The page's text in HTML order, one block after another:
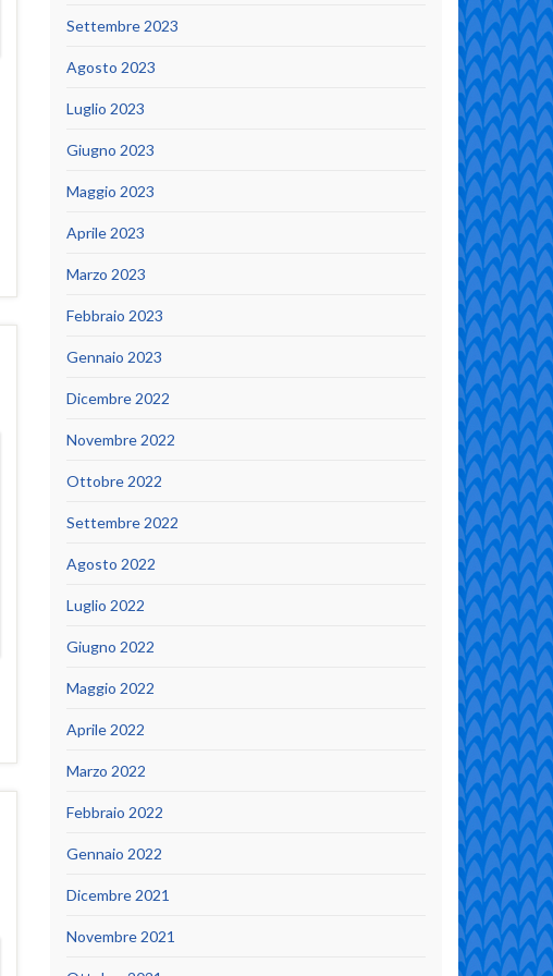
Settembre 2023
Agosto 2023
Luglio 2023
Giugno 2023
Maggio 2023
Aprile 2023
Marzo 2023
Febbraio 2023
Gennaio 2023
Dicembre 2022
Novembre 2022
Ottobre 2022
Settembre 2022
Agosto 2022
Luglio 2022
Giugno 2022
Maggio 2022
Aprile 2022
Marzo 2022
Febbraio 2022
Gennaio 2022
Dicembre 2021
Novembre 2021